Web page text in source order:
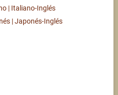
| Italiano-Inglés
| Japonés-Inglés